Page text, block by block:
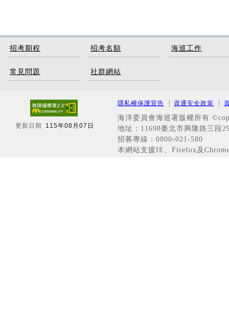
招考期程 招考名額 海巡工作
常見問題 社群網站
更新日期 115年08月07日
隱私權保護宣告 資通安全政策
海洋委員會海巡署版權所有
地址：11698臺北市興隆路三段
招募專線：0800-021-580
本網站支援IE、Firefox及